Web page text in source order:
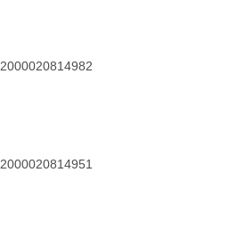
2000020814982
2000020814951